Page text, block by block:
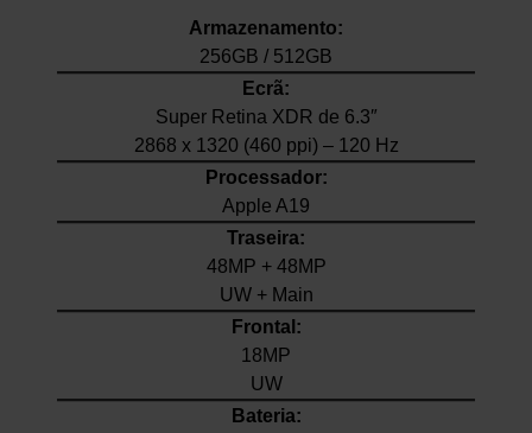
Armazenamento:
256GB / 512GB
Ecrã:
Super Retina XDR de 6.3″
2868 x 1320 (460 ppi) – 120 Hz
Processador:
Apple A19
Traseira:
48MP + 48MP
UW + Main
Frontal:
18MP
UW
Bateria: